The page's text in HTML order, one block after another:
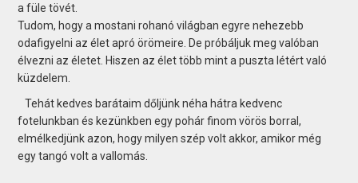
a füle tövét.
Tudom, hogy a mostani rohanó világban egyre nehezebb
odafigyelni az élet apró örömeire. De próbáljuk meg valóban
élvezni az életet. Hiszen az élet több mint a puszta létért való
küzdelem.
Tehát kedves barátaim dőljünk néha hátra kedvenc
fotelunkban és kezünkben egy pohár finom vörös borral,
elmélkedjünk azon, hogy milyen szép volt akkor, amikor még
egy tangó volt a vallomás.